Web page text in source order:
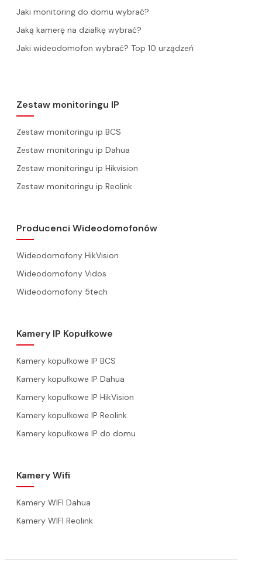
Jaki monitoring do domu wybrać?
Jaką kamerę na działkę wybrać?
Jaki wideodomofon wybrać? Top 10 urządzeń
Zestaw monitoringu IP
Zestaw monitoringu ip BCS
Zestaw monitoringu ip Dahua
Zestaw monitoringu ip Hikvision
Zestaw monitoringu ip Reolink
Producenci Wideodomofonów
Wideodomofony HikVision
Wideodomofony Vidos
Wideodomofony 5tech
Kamery IP Kopułkowe
Kamery kopułkowe IP BCS
Kamery kopułkowe IP Dahua
Kamery kopułkowe IP HikVision
Kamery kopułkowe IP Reolink
Kamery kopułkowe IP do domu
Kamery Wifi
Kamery WIFI Dahua
Kamery WIFI Reolink